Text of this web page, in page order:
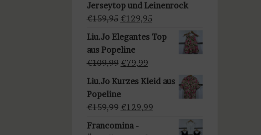
w
ä
Jerseytop und Leinenrock
€159,95 Ursprünglicher
war:
€129,95Aktueller
Preis
ist:
€129,95.
Liu.Jo Elegantes Top
aus Popeline
€109,99 Ursprünglicher
€79,99Aktueller
Preis
Liu.Jo Kurzes Kleid aus
Popeline
€159,99 Ursprünglicher
Preis
€129,99Aktueller
Francomina -